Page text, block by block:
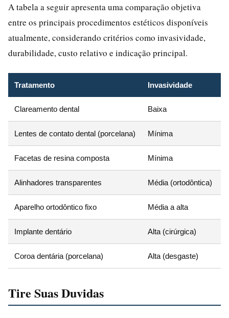
A tabela a seguir apresenta uma comparação objetiva
entre os principais procedimentos estéticos disponíveis
atualmente, considerando critérios como invasividade,
durabilidade, custo relativo e indicação principal.
Tratamento Invasividade
Clareamento dental Baixa
Lentes de contato dental (porcelana) Mínima
Facetas de resina composta Mínima
Alinhadores transparentes Média (ortodôntica)
Aparelho ortodôntico fixo Média a alta
Implante dentário Alta (cirúrgica)
Coroa dentária (porcelana) Alta (desgaste)
Tire Suas Duvidas